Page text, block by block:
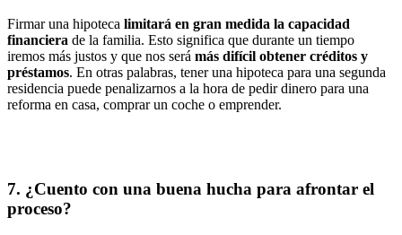
Firmar una hipoteca limitará en gran medida la capacidad
financiera de la familia. Esto significa que durante un tiempo
iremos más justos y que nos será más difícil obtener créditos y
préstamos. En otras palabras, tener una hipoteca para una segunda
residencia puede penalizarnos a la hora de pedir dinero para una
reforma en casa, comprar un coche o emprender.
7. ¿Cuento con una buena hucha para afrontar el
proceso?